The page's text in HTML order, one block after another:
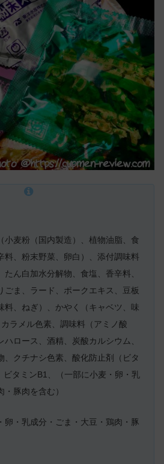
小麦粉（国内製造）、植物油脂、食
料、粉末野菜、卵白）、添付調味料
たん白加水分解物、食塩、香辛料、
ごま、ラード、ポークエキス、豆板
料、ねぎ）、かやく（キャベツ、味
ラメル色素、調味料（アミノ酸
ロース、酒精、炭酸カルシウム、
、クチナシ色素、酸化防止剤（ビタ
ビタミンB1、（一部に小麦・卵・乳
豚肉を含む）
卵・乳成分・ごま・大豆・鶏肉・豚